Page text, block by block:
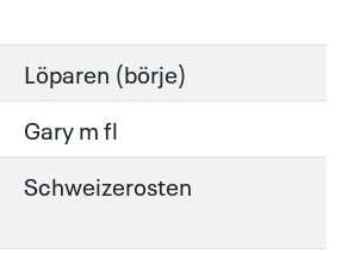
Löparen (börje)
Gary m fl
Schweizerosten